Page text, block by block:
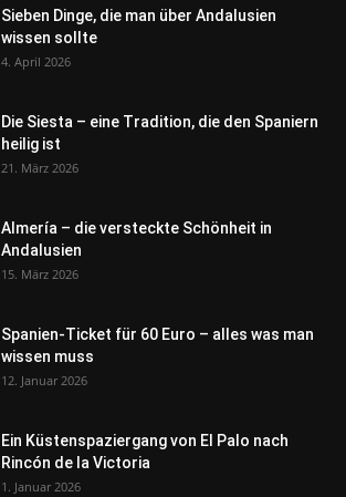
Sieben Dinge, die man über Andalusien
wissen sollte
4. April 2026
Die Siesta – eine Tradition, die den Spaniern
heilig ist
21. März 2026
Almería – die versteckte Schönheit in
Andalusien
15. März 2026
Spanien-Ticket für 60 Euro – alles was man
wissen muss
12. Januar 2026
Ein Küstenspaziergang von El Palo nach
Rincón de la Victoria
1. Januar 2026